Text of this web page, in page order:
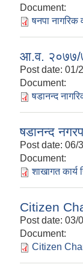
Document:
षनपा
आ.व. २०७७/
Post date: 01/
Document:
षडानन्द
षडानन्द
Post date: 06/
Document:
शाखागत कार्य
Citizen
Post date: 03/
Document:
Citizen